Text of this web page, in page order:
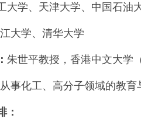
学、天津大学、中国石油
大学、清华大学
朱世平教授，香港中文大学
事化工、高分子领域的教育